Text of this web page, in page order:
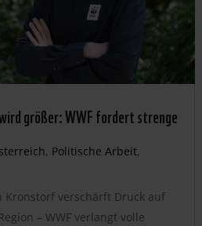
größer: WWF fordert strenge
, Politische Arbeit,
Kronstorf verschärft Druck auf
– WWF verlangt volle